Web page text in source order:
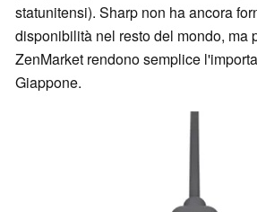
statunitensi). Sharp non ha ancora
disponibilità nel resto del mondo, ma
ZenMarket rendono semplice
Giappone.